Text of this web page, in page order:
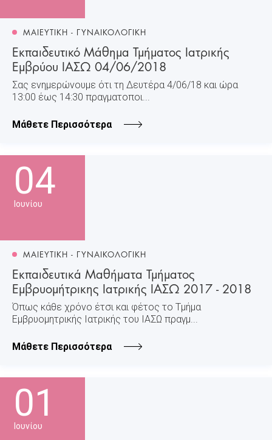
ΜΑΙΕΥΤΙΚΗ - ΓΥΝΑΙΚΟΛΟΓΙΚΗ
Εκπαιδευτικό Μάθημα Τμήματος Ιατρικής
Εμβρύου ΙΑΣΩ 04/06/2018
Σας ενημερώνουμε ότι τη Δευτέρα 4/06/18 και ώρα
13:00 έως 14:30 πραγματοποι...
Μάθετε Περισσότερα
04
Ιουνίου
ΜΑΙΕΥΤΙΚΗ - ΓΥΝΑΙΚΟΛΟΓΙΚΗ
Εκπαιδευτικά Μαθήματα Τμήματος
Εμβρυομήτρικης Ιατρικής ΙΑΣΩ 2017 - 2018
Όπως κάθε χρόνο έτσι και φέτος το Τμήμα
Εμβρυομητρικής Ιατρικής του ΙΑΣΩ πραγμ...
Μάθετε Περισσότερα
01
Ιουνίου